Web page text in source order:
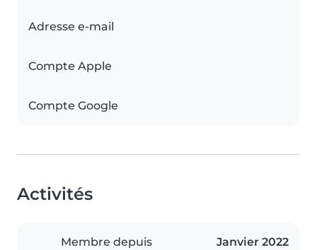
Adresse e-mail
Compte Apple
Compte Google
Activités
Membre depuis Janvier 2022